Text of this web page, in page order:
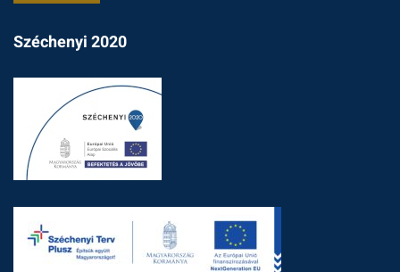
Széchenyi 2020